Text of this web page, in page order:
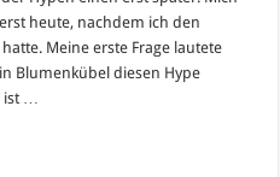
heute, nachdem ich den
Meine erste Frage lautete
Blumenkübel diesen Hype
…